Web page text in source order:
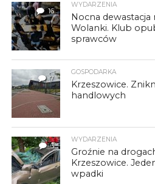
16
WYDARZENIA
Nocna dewastacja
Wolanki. Klub
sprawców
7
GOSPODARKA
Krzeszowice.
handlowych
3
WYDARZENIA
Groźnie na
Krzeszowice.
wpadki